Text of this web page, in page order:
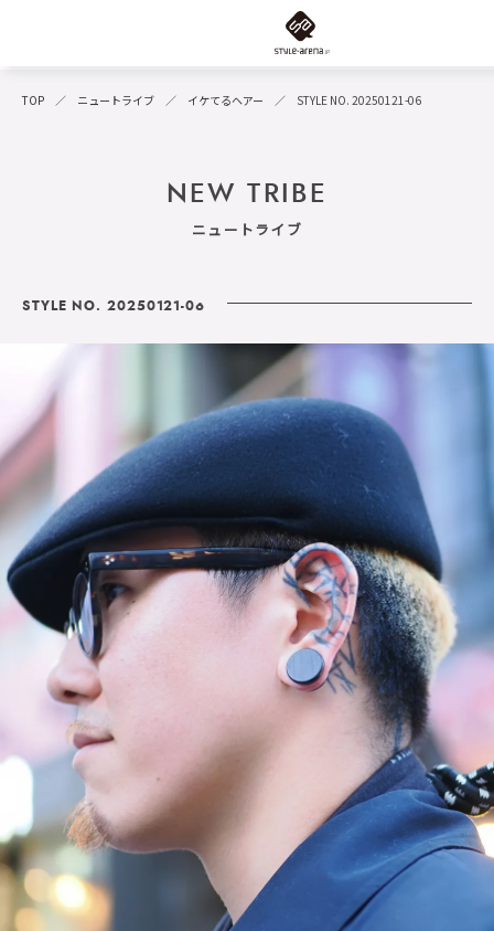
TOP ニュートライブ イケてるヘアー STYLE NO. 20250121-06
NEW TRIBE
ニュートライブ
STYLE NO. 20250121-06